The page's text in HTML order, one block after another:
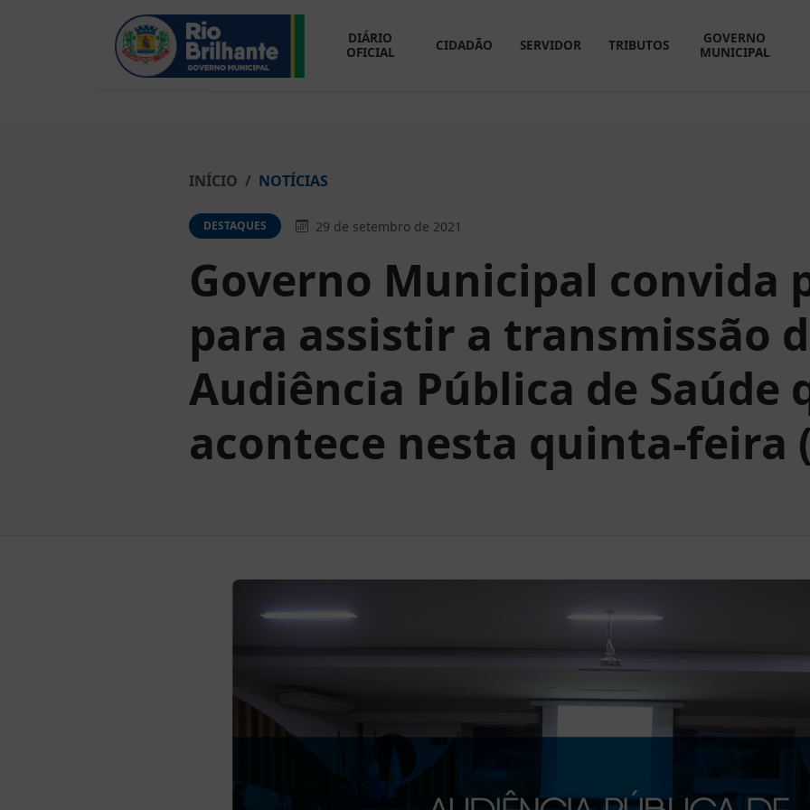
DIÁRIO
OFICIAL
CIDADÃO SERVIDOR TRIBUTOS
GOVERNO
MUNICIPAL
INÍCIO NOTÍCIAS
DESTAQUES 29 de setembro de 2021
Governo Municipal convida
para assistir a transmissão
Audiência Pública de Saúde
acontece nesta quinta-feira